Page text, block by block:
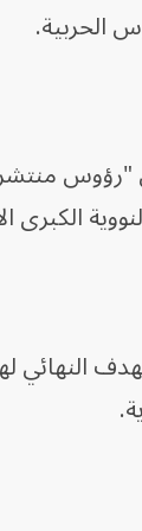
الحربية.
"رؤوس
الكبرى